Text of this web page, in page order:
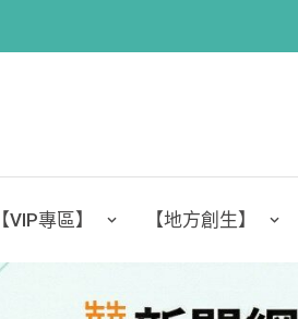
【VIP專區】 【地方創生】